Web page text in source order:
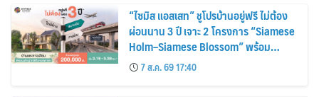
“ไซมิส แอสเสท” ชูโปรบ้านอยู่ฟรี ไม่ต้อง
ผ่อนนาน 3 ปี เจาะ 2 โครงการ “Siamese
Holm–Siamese Blossom” พร้อม
ส่วนลดและสิทธิพิเศษถึง 31 สิงหาคม
2569
7 ส.ค. 69 17:40